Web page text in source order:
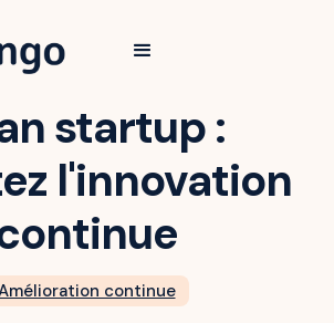
startup :
l'innovation
continue